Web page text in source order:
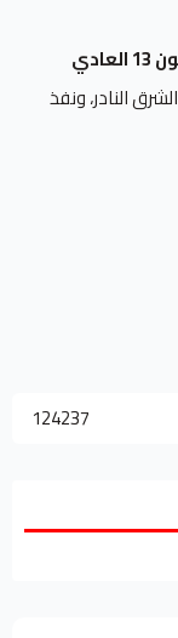
النادر، ونفذ
124237